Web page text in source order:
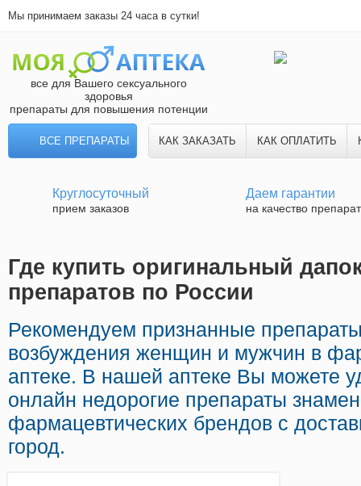
Мы принимаем заказы 24 часа в сутки!
все для Вашего сексуального
здоровья
препараты для повышения потенции
ВСЕ ПРЕПАРАТЫ КАК ЗАКАЗАТЬ КАК ОПЛАТИТЬ
Круглосуточный
прием заказов
Даем гарантии
на качество
Где купить оригинальный
препаратов по России
Рекомендуем признанные
возбуждения женщин и мужчин в
аптеке. В нашей аптеке Вы можете
онлайн недорогие препараты
фармацевтических брендов с
город.